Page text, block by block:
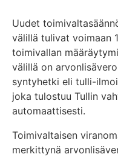
Uudet
välillä tulivat voimaan
toimivallan
välillä on
syntyhetki eli tulli-
joka tulostuu Tullin
automaattisesti.
Toimivaltaisen
merkittynä